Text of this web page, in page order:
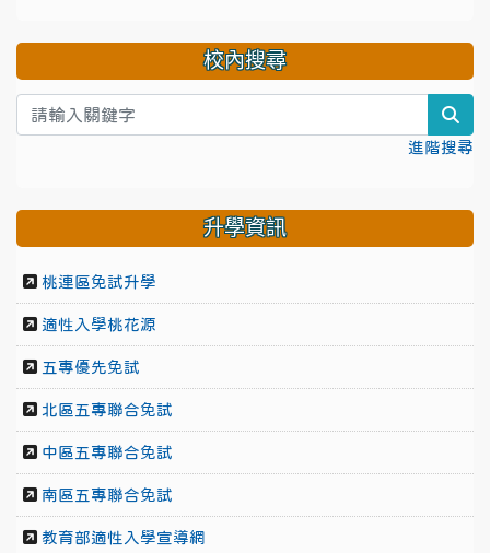
校內搜尋
進階搜尋
升學資訊
桃連區免試升學
適性入學桃花源
五專優先免試
北區五專聯合免試
中區五專聯合免試
南區五專聯合免試
教育部適性入學宣導網